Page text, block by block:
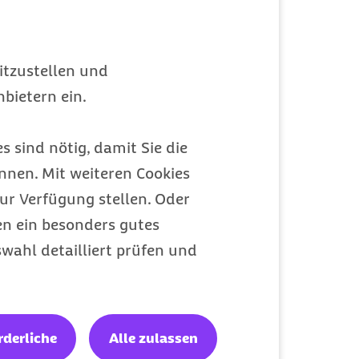
und
ein.
sind nötig, damit Sie die
Mit weiteren Cookies
Verfügung stellen. Oder
ein besonders gutes
detailliert prüfen und
Alle zulassen